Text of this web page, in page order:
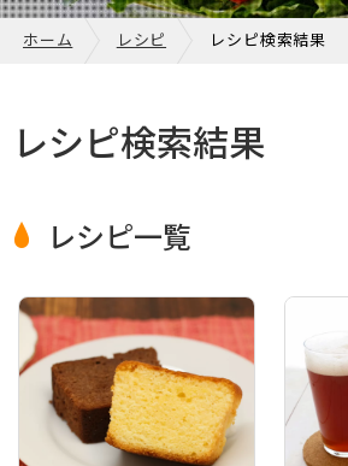
ホーム レシピ レシピ検索結果
レシピ検索結果
レシピ一覧